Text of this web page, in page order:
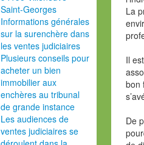
Saint-Georges
Informations générales
sur la surenchère dans
les ventes judiciaires
Plusieurs conseils pour
acheter un bien
immobilier aux
enchères au tribunal
de grande instance
Les audiences de
ventes judiciaires se
La
Il
bon
De